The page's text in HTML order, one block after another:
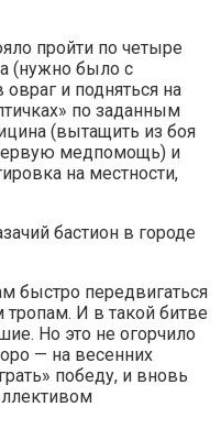
пройти по четыре
(нужно было с
и подняться на
по заданным
(вытащить из боя
медпомощь) и
на местности,
быстро передвигаться
И в такой битве
Но это не огорчило
— на весенних
победу, и вновь